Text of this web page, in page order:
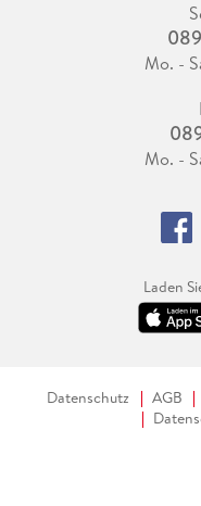
Mo. -
Mo. -
Laden
Datenschutz AGB